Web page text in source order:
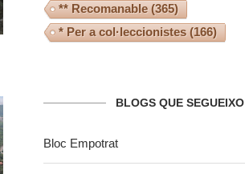
** Recomanable(365)
* Per a col·leccionistes (166)
BLOGS QUE SEGUEIXO
Bloc Empotrat